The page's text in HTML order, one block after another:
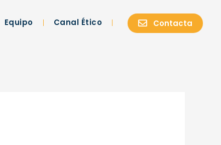
Equipo Canal Ético Contacta